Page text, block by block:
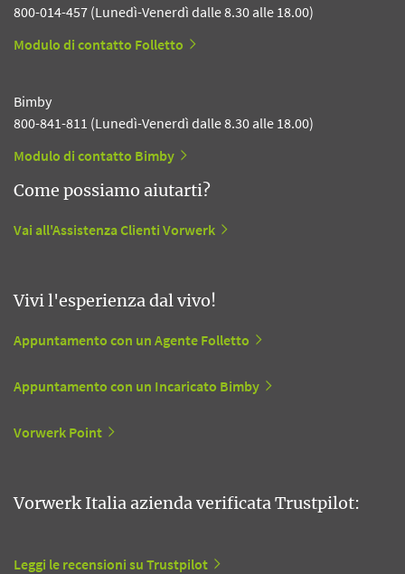
800-014-457 (Lunedì-Venerdì dalle 8.30 alle 18.00)
Modulo di contatto Folletto
Bimby
800-841-811 (Lunedì-Venerdì dalle 8.30 alle 18.00)
Modulo di contatto Bimby
Come possiamo aiutarti?
Vai all'Assistenza Clienti Vorwerk
Vivi l'esperienza dal vivo!
Appuntamento con un Agente Folletto
Appuntamento con un Incaricato Bimby
Vorwerk Point
Vorwerk Italia azienda verificata Trustpilot:
Leggi le recensioni su Trustpilot